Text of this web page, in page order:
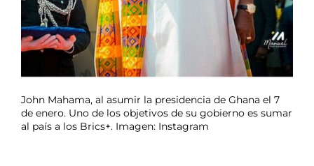
John Mahama, al asumir la presidencia de Ghana el 7
de enero. Uno de los objetivos de su gobierno es sumar
al país a los Brics+. Imagen: Instagram